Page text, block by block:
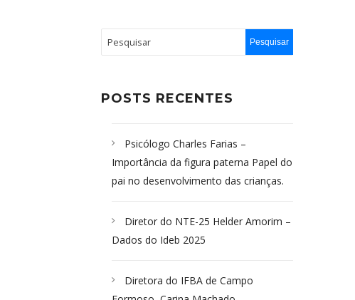
POSTS RECENTES
Psicólogo Charles Farias –
Importância da figura paterna Papel do
pai no desenvolvimento das crianças.
Diretor do NTE-25 Helder Amorim –
Dados do Ideb 2025
Diretora do IFBA de Campo